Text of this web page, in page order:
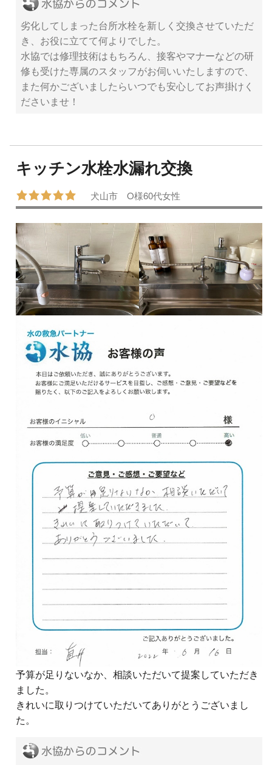
劣化してしまった台所水栓を新しく交換させていただ
き、お役に立てて何よりでした。
水協では修理技術はもちろん、接客やマナーなどの研
修も受けた専属のスタッフがお伺いいたしますので、
また何かございましたらいつでも安心してお声掛けく
ださいませ！
キッチン水栓水漏れ交換
犬山市 O様60代女性
予算が足りないなか、相談いただいて提案していただき
ました。
きれいに取りつけていただいてありがとうございまし
た。